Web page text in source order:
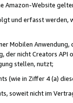
Amazon-Website
und erfasst werden,
Mobilen
der nicht Creators
stellen, nutzt;
(wie in Ziffer 4 (a)
soweit nicht im